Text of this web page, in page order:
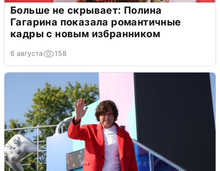
Больше не скрывает: Полина
Гагарина показала романтичные
кадры с новым избранником
6 августа 158